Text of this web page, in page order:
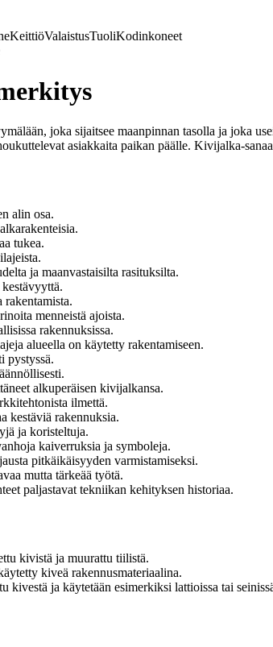
KeittiöValaistusTuoliKodinkoneet
joka sijaitsee maanpinnan tasolla ja joka
asiakkaita paikan päälle. Kivijalka-
alin osa.
tukea.
ja maanvastaisilta rasituksilta.
menneistä ajoista.
rakennuksissa.
alueella on käytetty rakentamiseen.
pystyssä.
alkuperäisen kivijalkansa.
ilmettä.
kestäviä rakennuksia.
ja koristeltuja.
kaiverruksia ja symboleja.
pitkäikäisyyden varmistamiseksi.
mutta tärkeää työtä.
paljastavat tekniikan kehityksen historiaa.
kivistä ja muurattu tiilistä.
kiveä rakennusmateriaalina.
kivestä ja käytetään esimerkiksi lattioissa tai